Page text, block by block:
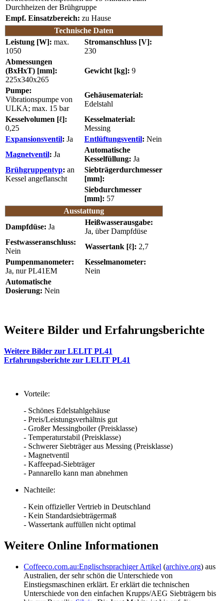
Durchheizen der Brühgruppe
Empf. Einsatzbereich: zu Hause
Technische Daten
Leistung [W]: max.
1050
Stromanschluss [V]:
230
Abmessungen
(BxHxT) [mm]:
225x340x265
Gewicht [kg]: 9
Pumpe:
Vibrationspumpe von
ULKA; max. 15 bar
Gehäusematerial:
Edelstahl
Kesselvolumen [ℓ]:
0,25
Kesselmaterial:
Messing
Expansionsventil: Ja Entlüftungsventil: Nein
Magnetventil: Ja
Automatische
Kesselfüllung: Ja
Brühgruppentyp: an
Kessel angeflanscht
Siebträgerdurchmesser
[mm]:
Siebdurchmesser
[mm]: 57
Ausstattung
Dampfdüse: Ja
Heißwasserausgabe:
Ja, über Dampfdüse
Festwasseranschluss:
Nein
Wassertank [ℓ]: 2,7
Pumpenmanometer:
Ja, nur PL41EM
Kesselmanometer:
Nein
Automatische
Dosierung: Nein
Weitere Bilder und Erfahrungsberichte
Weitere Bilder zur LELIT PL41
Erfahrungsberichte zur LELIT PL41
Vorteile:
- Schönes Edelstahlgehäuse
- Preis/Leistungsverhältnis gut
- Großer Messingboiler (Preisklasse)
- Temperaturstabil (Preisklasse)
- Schwerer Siebträger aus Messing (Preisklasse)
- Magnetventil
- Kaffeepad-Siebträger
- Pannarello kann man abnehmen
Nachteile:
- Kein offizieller Vertrieb in Deutschland
- Kein Standardsiebträgermaß
- Wassertank auffüllen nicht optimal
Weitere Online Informationen
Coffeeco.com.au:Englischsprachiger Artikel (archive.org) aus
Australien, der sehr schön die Unterschiede von
Einstiegsmaschinen erklärt. Er erklärt die technischen
Unterschiede von den einfachen Krupps/AEG Siebträgern bis